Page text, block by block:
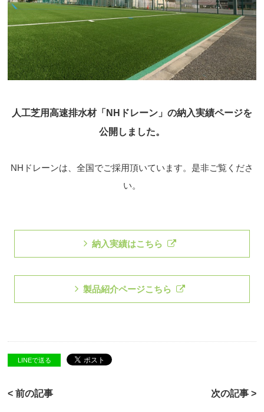
人工芝用高速排水材「NHドレーン」の納入実績ページを
公開しました。
NHドレーンは、全国でご採用頂いています。是非ご覧くださ
い。
納入実績はこちら
製品紹介ページこちら
LINEで送る
< 前の記事 次の記事 >